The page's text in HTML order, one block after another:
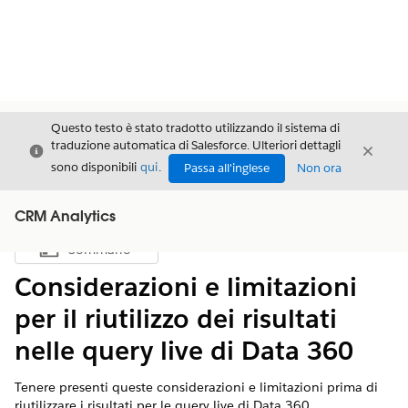
Chiudi
Questo testo è stato tradotto utilizzando il sistema di
traduzione automatica di Salesforce. Ulteriori dettagli
sono disponibili qui. Passa all'inglese Non ora
Chiudi
CRM Analytics
Mostra sommario
Sommario
Considerazioni e limitazioni
per il riutilizzo dei risultati
nelle query live di Data 360
Tenere presenti queste considerazioni e limitazioni prima di